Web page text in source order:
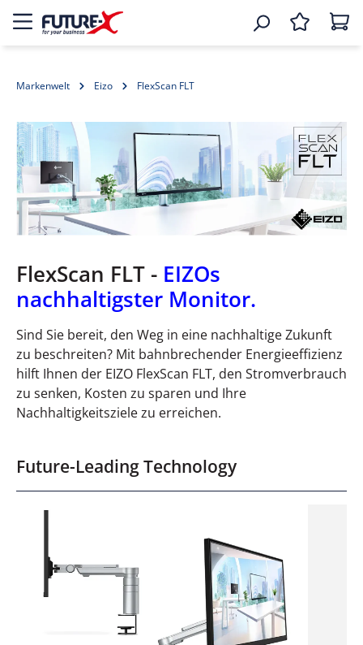
Markenwelt Eizo FlexScan FLT
FlexScan FLT - EIZOs
nachhaltigster Monitor.
Sind Sie bereit, den Weg in eine nachhaltige Zukunft
zu beschreiten? Mit bahnbrechender Energieeffizienz
hilft Ihnen der EIZO FlexScan FLT, den Stromverbrauch
zu senken, Kosten zu sparen und Ihre
Nachhaltigkeitsziele zu erreichen.
Future-Leading Technology